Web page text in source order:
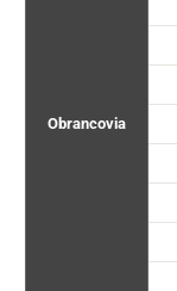
Obrancovia